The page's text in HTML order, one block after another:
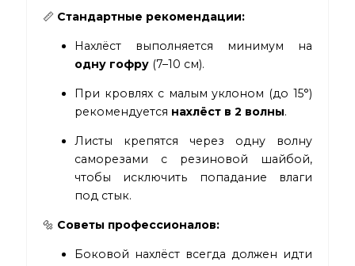
📏 Стандартные рекомендации:
Нахлёст выполняется минимум на
одну гофру (7–10 см).
При кровлях с малым уклоном (до 15°)
рекомендуется нахлёст в 2 волны.
Листы крепятся через одну волну
саморезами с резиновой шайбой,
чтобы исключить попадание влаги
под стык.
🔩 Советы профессионалов:
Боковой нахлёст всегда должен идти